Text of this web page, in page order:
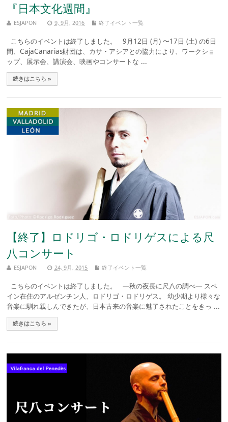
『日本文化週間』
ESJAPON 9, 9月, 2016 終了イベント一覧
こちらのイベントは終了しました。 9月12日 (月) 〜17日 (土) の6日
間、CajaCanarias財団は、カサ・アシアとの協力により、ワークショ
ップ、展示会、講演会、映画やコンサートな ...
続きはこちら »
【終了】ロドリゴ・ロドリゲスによる尺
八コンサート
ESJAPON 24, 9月, 2015 終了イベント一覧
こちらのイベントは終了しました。 ―秋の夜長に尺八の調べ― スペ
イン在住のアルゼンチン人、ロドリゴ・ロドリゲス。 幼少期より様々な
音楽に馴れ親しんできたが、日本古来の音楽に魅了されたことをきっ ...
続きはこちら »